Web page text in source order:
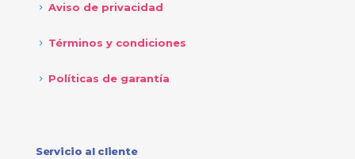
Aviso de privacidad
Términos y condiciones
Políticas de garantía
Servicio al cliente